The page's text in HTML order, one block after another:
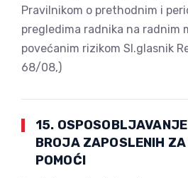
Pravilnikom o prethodnim i
pregledima radnika na radnim
povećanim rizikom Sl.glasnik
68/08,)
15.
BROJA ZAPOSLENIH
POMOĆI